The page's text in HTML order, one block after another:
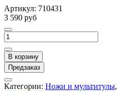
Артикул: 710431
3 590 руб
В корзину
Предзаказ
Категории: Ножи и мультитулы,